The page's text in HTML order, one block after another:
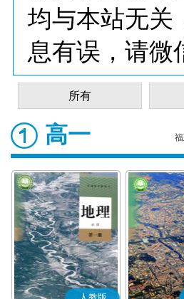
均与本站无关
息有误，请微
所有
高一